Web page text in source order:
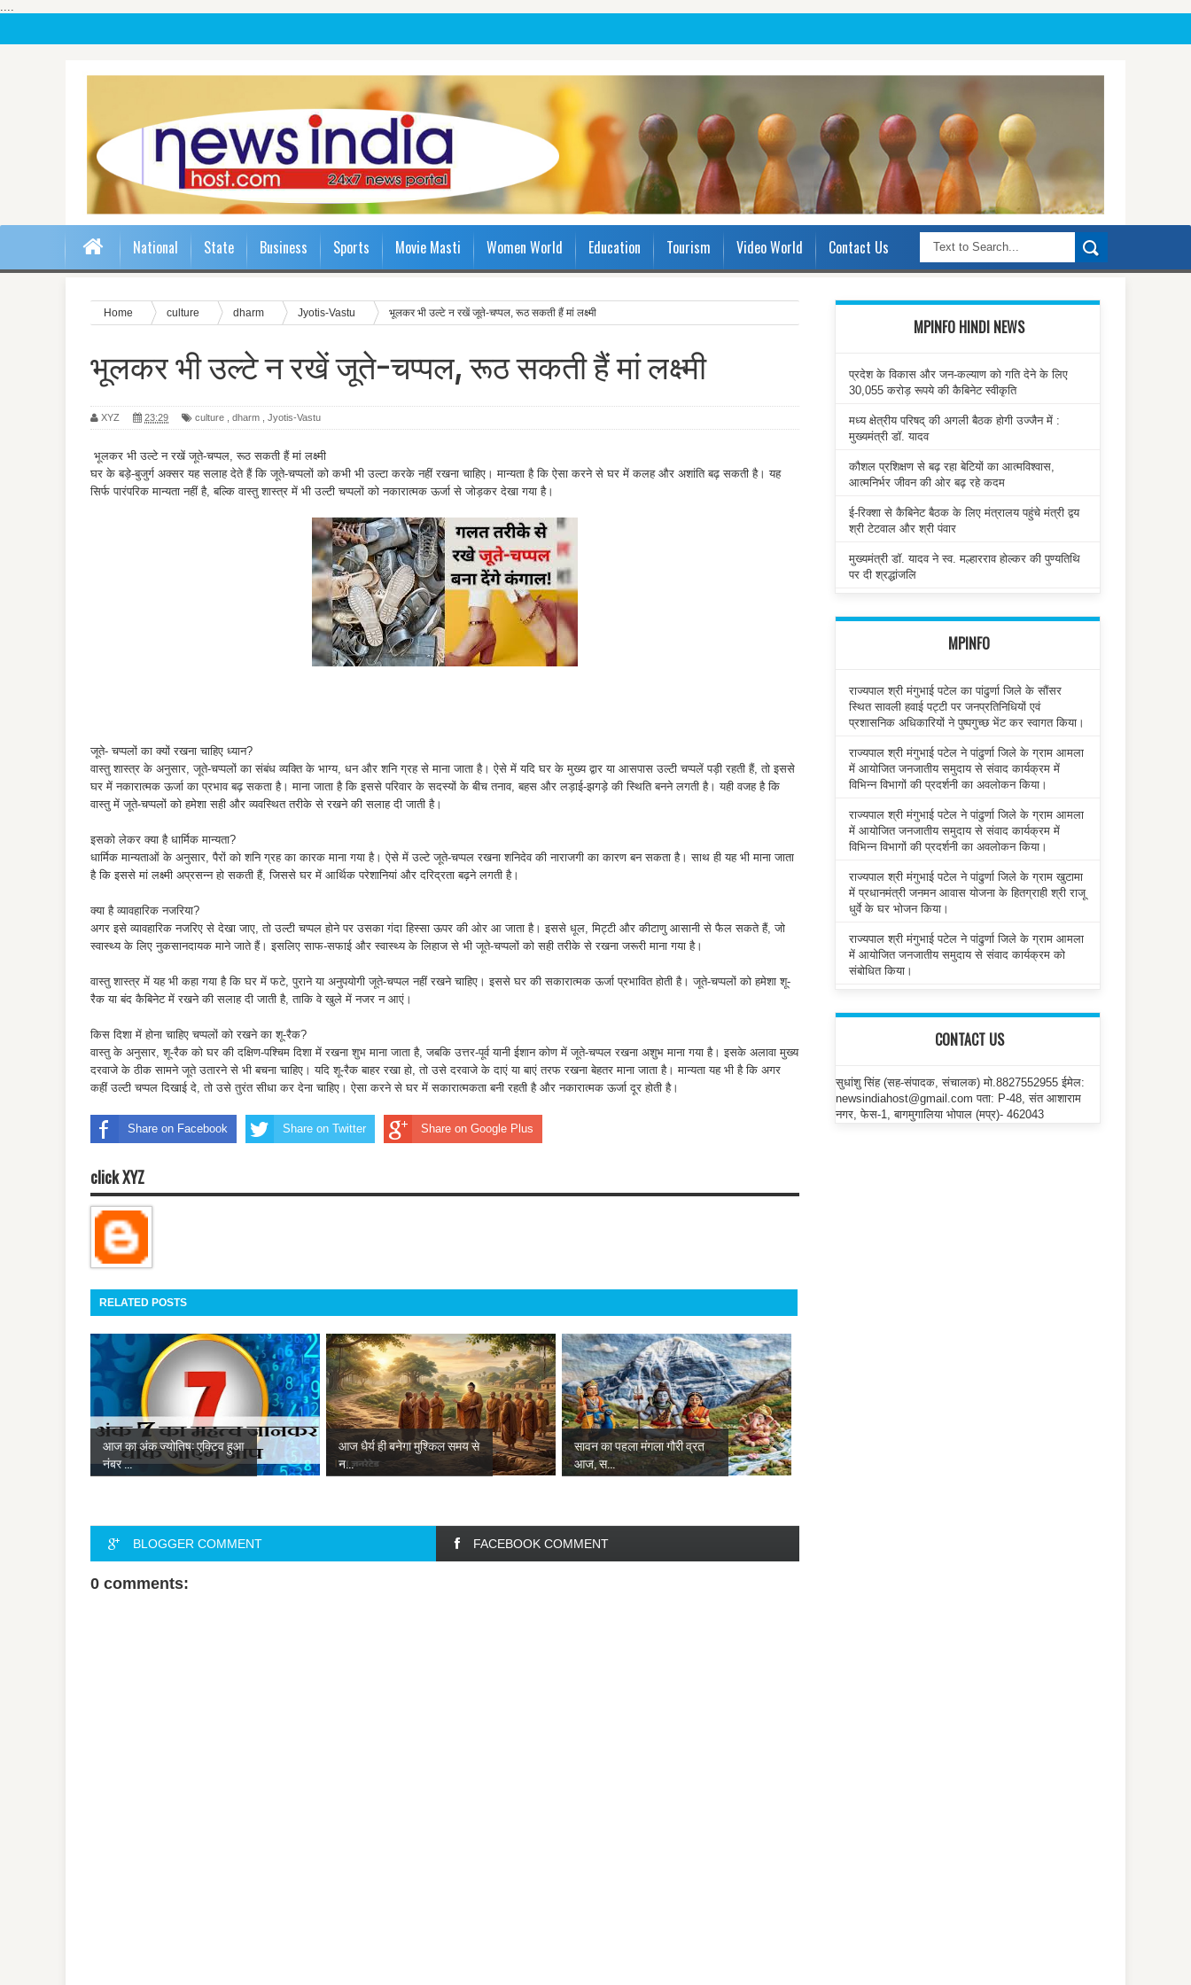
....
National State Business Sports Movie Masti Women World Education Tourism Video World Contact Us
Home culture dharm Jyotis-Vastu भूलकर भी उल्टे न रखें जूते-चप्पल, रूठ सकती हैं मां लक्ष्मी
भूलकर भी उल्टे न रखें जूते-चप्पल, रूठ सकती हैं मां लक्ष्मी
XYZ 23:29 culture dharm Jyotis-Vastu
भूलकर भी उल्टे न रखें जूते-चप्पल, रूठ सकती हैं मां लक्ष्मी
घर के बड़े-बुजुर्ग अक्सर यह सलाह देते हैं कि जूते-चप्पलों को कभी भी उल्टा करके नहीं रखना चाहिए। मान्यता है कि ऐसा करने से घर में कलह और अशांति बढ़ सकती है। यह
सिर्फ पारंपरिक मान्यता नहीं है, बल्कि वास्तु शास्त्र में भी उल्टी चप्पलों को नकारात्मक ऊर्जा से जोड़कर देखा गया है।
जूते- चप्पलों का क्यों रखना चाहिए ध्यान?
वास्तु शास्त्र के अनुसार, जूते-चप्पलों का संबंध व्यक्ति के भाग्य, धन और शनि ग्रह से माना जाता है। ऐसे में यदि घर के मुख्य द्वार या आसपास उल्टी चप्पलें पड़ी रहती हैं, तो इससे
घर में नकारात्मक ऊर्जा का प्रभाव बढ़ सकता है। माना जाता है कि इससे परिवार के सदस्यों के बीच तनाव, बहस और लड़ाई-झगड़े की स्थिति बनने लगती है। यही वजह है कि
वास्तु में जूते-चप्पलों को हमेशा सही और व्यवस्थित तरीके से रखने की सलाह दी जाती है।
इसको लेकर क्या है धार्मिक मान्यता?
धार्मिक मान्यताओं के अनुसार, पैरों को शनि ग्रह का कारक माना गया है। ऐसे में उल्टे जूते-चप्पल रखना शनिदेव की नाराजगी का कारण बन सकता है। साथ ही यह भी माना जाता
है कि इससे मां लक्ष्मी अप्रसन्न हो सकती हैं, जिससे घर में आर्थिक परेशानियां और दरिद्रता बढ़ने लगती है।
क्या है व्यावहारिक नजरिया?
अगर इसे व्यावहारिक नजरिए से देखा जाए, तो उल्टी चप्पल होने पर उसका गंदा हिस्सा ऊपर की ओर आ जाता है। इससे धूल, मिट्टी और कीटाणु आसानी से फैल सकते हैं, जो
स्वास्थ्य के लिए नुकसानदायक माने जाते हैं। इसलिए साफ-सफाई और स्वास्थ्य के लिहाज से भी जूते-चप्पलों को सही तरीके से रखना जरूरी माना गया है।
वास्तु शास्त्र में यह भी कहा गया है कि घर में फटे, पुराने या अनुपयोगी जूते-चप्पल नहीं रखने चाहिए। इससे घर की सकारात्मक ऊर्जा प्रभावित होती है। जूते-चप्पलों को हमेशा शू-
रैक या बंद कैबिनेट में रखने की सलाह दी जाती है, ताकि वे खुले में नजर न आएं।
किस दिशा में होना चाहिए चप्पलों को रखने का शू-रैक?
वास्तु के अनुसार, शू-रैक को घर की दक्षिण-पश्चिम दिशा में रखना शुभ माना जाता है, जबकि उत्तर-पूर्व यानी ईशान कोण में जूते-चप्पल रखना अशुभ माना गया है। इसके अलावा मुख्य
दरवाजे के ठीक सामने जूते उतारने से भी बचना चाहिए। यदि शू-रैक बाहर रखा हो, तो उसे दरवाजे के दाएं या बाएं तरफ रखना बेहतर माना जाता है। मान्यता यह भी है कि अगर
कहीं उल्टी चप्पल दिखाई दे, तो उसे तुरंत सीधा कर देना चाहिए। ऐसा करने से घर में सकारात्मकता बनी रहती है और नकारात्मक ऊर्जा दूर होती है।
Share on Facebook Share on Twitter Share on Google Plus
click XYZ
RELATED POSTS
आज का अंक ज्योतिष: एक्टिव हुआ
नंबर ...
आज धैर्य ही बनेगा मुश्किल समय से
न...
सावन का पहला मंगला गौरी व्रत
आज, स...
BLOGGER COMMENT FACEBOOK COMMENT
0 comments:
MPINFO HINDI NEWS
प्रदेश के विकास और जन-कल्याण को गति देने के लिए
30,055 करोड़ रूपये की कैबिनेट स्वीकृति
मध्य क्षेत्रीय परिषद् की अगली बैठक होगी उज्जैन में :
मुख्यमंत्री डॉ. यादव
कौशल प्रशिक्षण से बढ़ रहा बेटियों का आत्मविश्वास,
आत्मनिर्भर जीवन की ओर बढ़ रहे कदम
ई-रिक्शा से कैबिनेट बैठक के लिए मंत्रालय पहुंचे मंत्री द्वय
श्री टेटवाल और श्री पंवार
मुख्यमंत्री डॉ. यादव ने स्व. मल्हारराव होल्कर की पुण्यतिथि
पर दी श्रद्धांजलि
MPINFO
राज्यपाल श्री मंगुभाई पटेल का पांढुर्णा जिले के सौंसर
स्थित सावली हवाई पट्टी पर जनप्रतिनिधियों एवं
प्रशासनिक अधिकारियों ने पुष्पगुच्छ भेंट कर स्वागत किया।
राज्यपाल श्री मंगुभाई पटेल ने पांढुर्णा जिले के ग्राम आमला
में आयोजित जनजातीय समुदाय से संवाद कार्यक्रम में
विभिन्न विभागों की प्रदर्शनी का अवलोकन किया।
राज्यपाल श्री मंगुभाई पटेल ने पांढुर्णा जिले के ग्राम आमला
में आयोजित जनजातीय समुदाय से संवाद कार्यक्रम में
विभिन्न विभागों की प्रदर्शनी का अवलोकन किया।
राज्यपाल श्री मंगुभाई पटेल ने पांढुर्णा जिले के ग्राम खुटामा
में प्रधानमंत्री जनमन आवास योजना के हितग्राही श्री राजू
धुर्वे के घर भोजन किया।
राज्यपाल श्री मंगुभाई पटेल ने पांढुर्णा जिले के ग्राम आमला
में आयोजित जनजातीय समुदाय से संवाद कार्यक्रम को
संबोधित किया।
CONTACT US
सुधांशु सिंह (सह-संपादक, संचालक) मो.8827552955 ईमेल:
newsindiahost@gmail.com पता: P-48, संत आशाराम
नगर, फेस-1, बागमुगालिया भोपाल (मप्र)- 462043